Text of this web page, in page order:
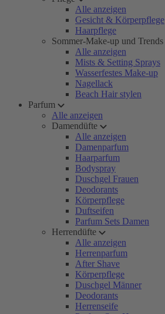
Alle anzeigen
Gesicht & Körperpflege
Haarpflege
Sommer-Make-up und Trends
Alle anzeigen
Mists & Setting Sprays
Wasserfestes Make-up
Nagellack
Beach Hair stylen
Parfum
Alle anzeigen
Damendüfte
Alle anzeigen
Damenparfum
Haarparfum
Bodyspray
Duschgel Frauen
Deodorants
Körperpflege
Duftseifen
Parfum Sets Damen
Herrendüfte
Alle anzeigen
Herrenparfum
After Shave
Körperpflege
Duschgel Männer
Deodorants
Herrenseife